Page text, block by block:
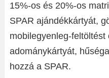
15%-os és 20%-os
SPAR ajándékkártyát,
mobilegyenleg-feltöltést
adománykártyát,
hozzá a SPAR.